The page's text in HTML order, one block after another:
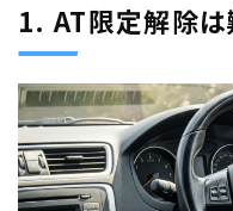
1. AT限定解除は